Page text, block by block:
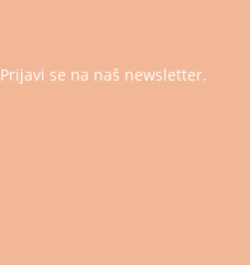
Prijavi se na naš newsletter.